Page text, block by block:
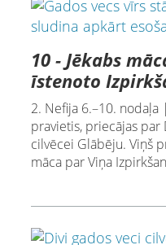
10 - Jēkabs
īstenoto
2. Nefija 6.–10. nodaļa
pravietis, priecājas
cilvēcei Glābēju. Viņš
māca par Viņa